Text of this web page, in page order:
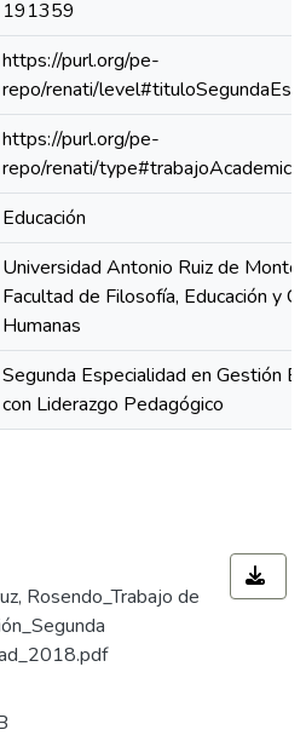
191359
https://purl.org/pe-
repo/renati/
https://purl.org/pe-
repo/renati/type#trabajoAcademico
Educación
Universidad Antonio Ruiz de
Facultad de Filosofía, Educación y
Humanas
Segunda Especialidad en Gestión
con Liderazgo Pedagógico
Rosendo_Trabajo de